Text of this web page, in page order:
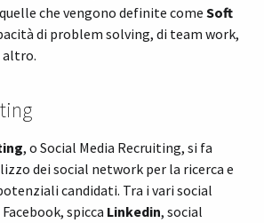
che vengono definite come Soft
di problem solving, di team work,
altro.
, o Social Media Recruiting, si fa
dei social network per la ricerca e
candidati. Tra i vari social
spicca Linkedin, social